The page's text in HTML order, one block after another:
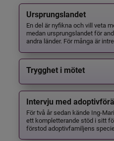
Ursprungslandet
En del är nyfikna och vill veta
medan ursprungslandet för
andra länder. För många är
Trygghet i mötet
Intervju med
För två år sedan kände Ing-
ett kompletterande stöd i sitt
förstod adoptivfamiljens